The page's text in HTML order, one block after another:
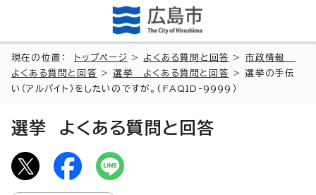
現在の位置： トップページ > よくある質問と回答 > 市政情報
よくある質問と回答
>選挙 よくある質問と回答
> 選挙の手伝
い（アルバイト）をしたいのですが。(FAQID-9999）
選挙 よくある質問と回答